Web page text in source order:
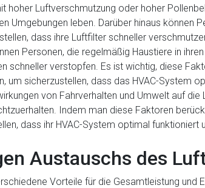
hoher Luftverschmutzung oder hoher
Umgebungen leben. Darüber hinaus können
dass ihre Luftfilter schneller
Personen, die regelmäßig Haustiere in
schneller verstopfen. Es ist wichtig, diese
um sicherzustellen, dass das HVAC-System
von Fahrverhalten und Umwelt auf
Indem man diese Faktoren
dass ihr HVAC-System optimal funktioniert
Austauschs des
Vorteile für die Gesamtleistung und